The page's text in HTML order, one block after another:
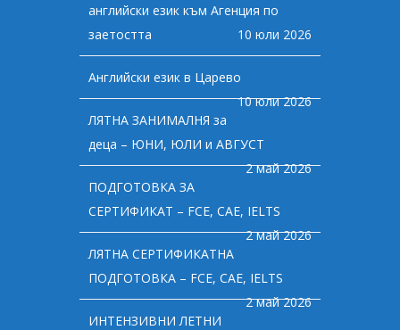
английски език към Агенция по
заетостта
10 юли 2026
Английски език в Царево
10 юли 2026
ЛЯТНА ЗАНИМАЛНЯ за
деца – ЮНИ, ЮЛИ и АВГУСТ
2 май 2026
ПОДГОТОВКА ЗА
СЕРТИФИКАТ – FCE, CAE, IELTS
2 май 2026
ЛЯТНА СЕРТИФИКАТНА
ПОДГОТОВКА – FCE, CAE, IELTS
2 май 2026
ИНТЕНЗИВНИ ЛЕТНИ